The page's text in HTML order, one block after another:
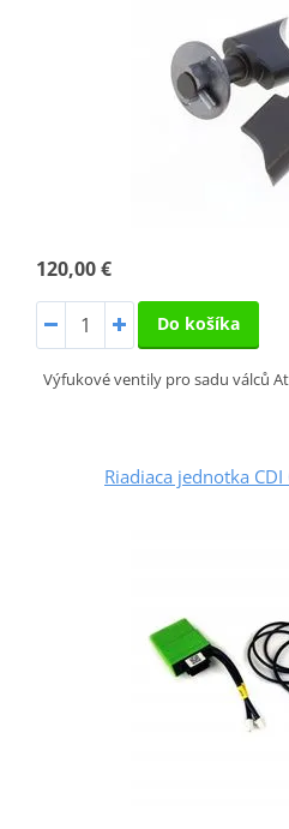
120,00 €
Do košíka
Výfukové ventily pro sadu válců
Riadiaca jednotka CDI